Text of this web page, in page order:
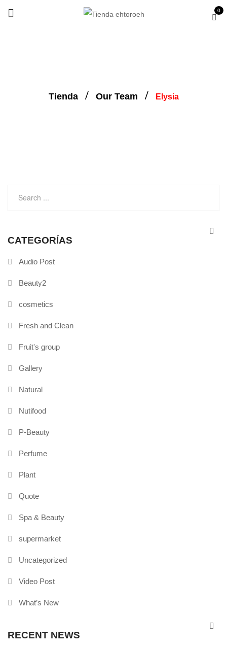
0
Tienda Our Team Elysia
CATEGORÍAS
Audio Post
Beauty2
cosmetics
Fresh and Clean
Fruit's group
Gallery
Natural
Nutifood
P-Beauty
Perfume
Plant
Quote
Spa & Beauty
supermarket
Uncategorized
Video Post
What’s New
RECENT NEWS